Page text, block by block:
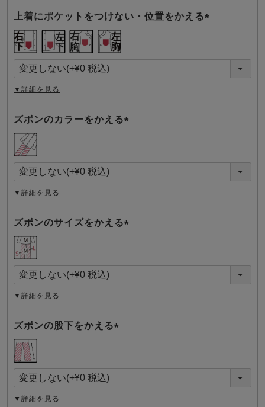
上着にポケットをつけない・位置をかえる
須
)
▼詳細を見る
ズボンのカラーをかえる
須
)
▼詳細を見る
ズボンのサイズをかえる
須
)
▼詳細を見る
ズボンの股下をかえる
須
)
▼詳細を見る